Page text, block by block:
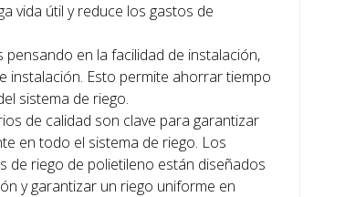
vida útil y reduce los gastos de
pensando en la facilidad de instalación,
instalación. Esto permite ahorrar tiempo
sistema de riego.
de calidad son clave para garantizar
en todo el sistema de riego. Los
de riego de polietileno están diseñados
y garantizar un riego uniforme en